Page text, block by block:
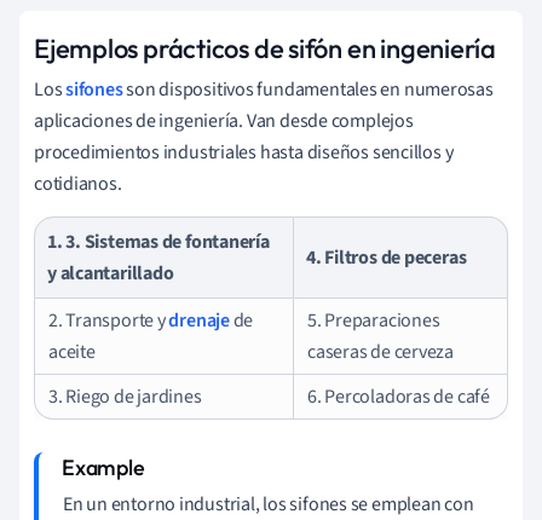
Ejemplos prácticos de sifón en ingeniería
Lossifonesson dispositivos fundamentales en numerosas
aplicaciones de ingeniería. Van desde complejos
procedimientos industriales hasta diseños sencillos y
cotidianos.
1. 3. Sistemas de fontanería
y alcantarillado
4. Filtros de peceras
2. Transporte ydrenajede
aceite
5. Preparaciones
caseras de cerveza
3. Riego de jardines
6. Percoladoras de café
En un entorno industrial, los sifones se emplean con